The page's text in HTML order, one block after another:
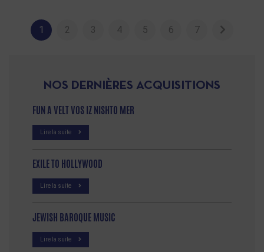
1 2 3 4 5 6 7
NOS DERNIÈRES ACQUISITIONS
FUN A VELT VOS IZ NISHTO MER
Lire la suite
EXILE TO HOLLYWOOD
Lire la suite
JEWISH BAROQUE MUSIC
Lire la suite